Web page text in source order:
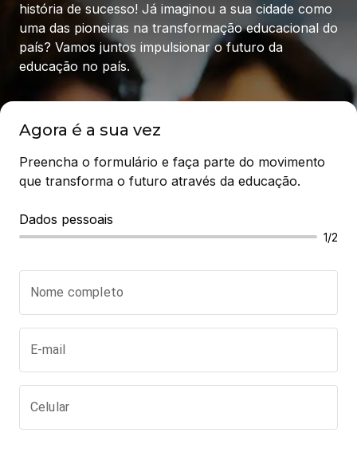
história de sucesso! Já imaginou a sua cidade como
uma das pioneiras na transformação educacional do
país? Vamos juntos impulsionar o futuro da
educação no país.
Agora é a sua vez
Preencha o formulário e faça parte do movimento
que transforma o futuro através da educação.
Dados pessoais
1/2
Nome completo
E-mail
Celular